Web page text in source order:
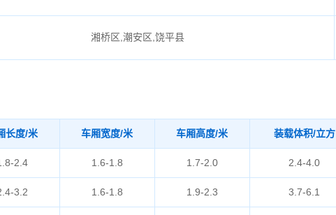
湘桥区,潮安区,饶平县
长度/米 车厢宽度/米 车厢高度/米 装载体积/立方
2.4 1.6-1.8 1.7-2.0 2.4-4.0
3.2 1.6-1.8 1.9-2.3 3.7-6.1